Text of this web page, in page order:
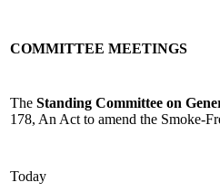
COMMITTEE MEETINGS
The Standing Committee on
178, An Act to amend the Smoke-
Today